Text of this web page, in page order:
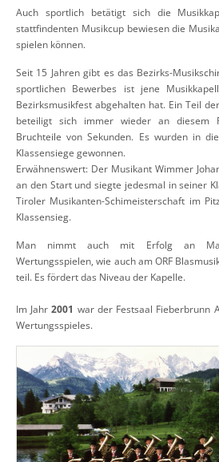
Auch sportlich betätigt sich die
stattfindenten Musikcup bewiesen die
spielen können.
Seit 15 Jahren gibt es das Bezirks-
sportlichen Bewerbes ist jene
Bezirksmusikfest abgehalten hat. Ein Teil
beteiligt sich immer wieder an diesem
Bruchteile von Sekunden. Es wurden in
Klassensiege gewonnen.
Erwähnenswert: Der Musikant Wimmer
an den Start und siegte jedesmal in seiner
Tiroler Musikanten-Schimeisterschaft im
Klassensieg.
Man nimmt auch mit Erfolg an
Wertungsspielen, wie auch am ORF
teil. Es fördert das Niveau der Kapelle.
Im Jahr2001 war der Festsaal Fieberbrunn
Wertungsspieles.